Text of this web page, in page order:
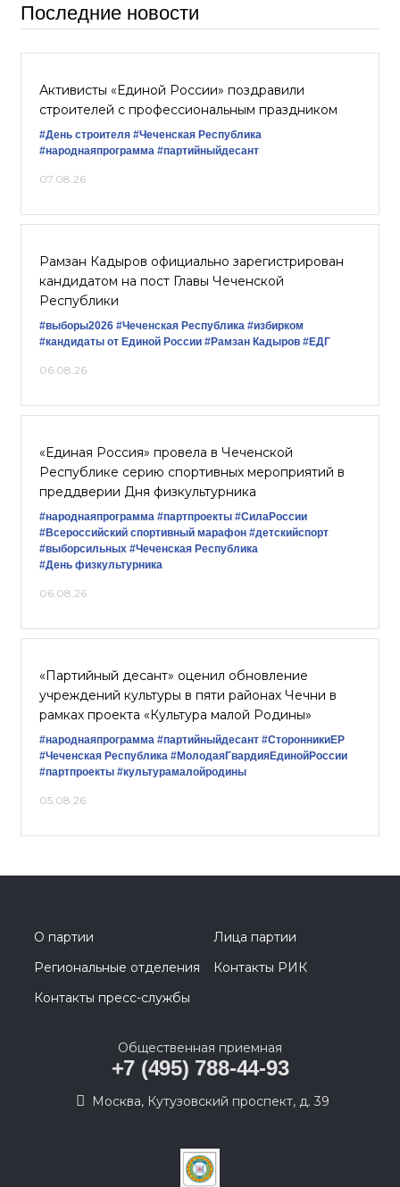
Последние новости
Активисты «Единой России» поздравили
строителей с профессиональным праздником
#День строителя #Чеченская Республика
#народнаяпрограмма #партийныйдесант
07.08.26
Рамзан Кадыров официально зарегистрирован
кандидатом на пост Главы Чеченской
Республики
#выборы2026 #Чеченская Республика #избирком
#кандидаты от Единой России #Рамзан Кадыров #ЕДГ
06.08.26
«Единая Россия» провела в Чеченской
Республике серию спортивных мероприятий в
преддверии Дня физкультурника
#народнаяпрограмма #партпроекты #СилаРоссии
#Всероссийский спортивный марафон #детскийспорт
#выборсильных #Чеченская Республика
#День физкультурника
06.08.26
«Партийный десант» оценил обновление
учреждений культуры в пяти районах Чечни в
рамках проекта «Культура малой Родины»
#народнаяпрограмма #партийныйдесант #СторонникиЕР
#Чеченская Республика #МолодаяГвардияЕдинойРоссии
#партпроекты #культурамалойродины
05.08.26
О партии
Лица партии
Региональные отделения
Контакты РИК
Контакты пресс-службы
Общественная приемная
+7 (495) 788-44-93
Москва, Кутузовский проспект, д. 39